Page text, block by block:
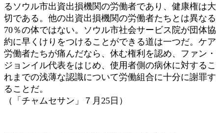
るソウル市出資出損機関の労働者であり、健康権は大
切である。他の出資出損機関の労働者たちとは異なる
70％の体ではない。ソウル市社会サービス院が団体協
約に早くけりをつけることができる道は一つだ。ケア
労働者たちが痛んだなら、休む権利を認め、ファン・
ジョンイル代表をはじめ、使用者側の病休に対するこ
れまでの浅薄な認識について労働組合に十分に謝罪す
ることだ。
（「チャムセサン」７月25日）